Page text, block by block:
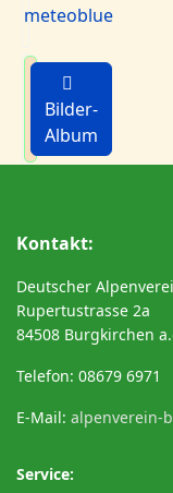
meteoblue
Bilder-
Album
Kontakt:
Deutscher
Rupertustrasse 2a
84508 Burgkirchen
Telefon: 08679 6971
E-Mail: alpenverein-
Service: